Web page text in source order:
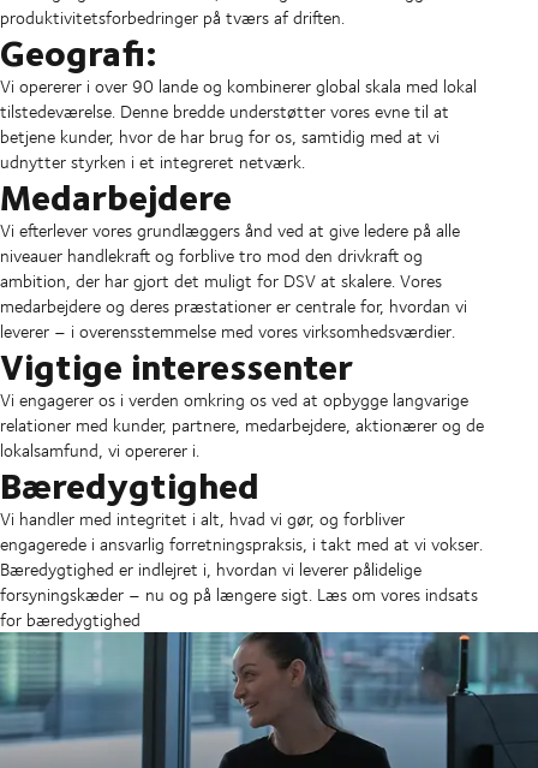
produktivitetsforbedringer på tværs af driften.
Geografi:
Vi opererer i over 90 lande og kombinerer global skala med lokal
tilstedeværelse. Denne bredde understøtter vores evne til at
betjene kunder, hvor de har brug for os, samtidig med at vi
udnytter styrken i et integreret netværk.
Medarbejdere
Vi efterlever vores grundlæggers ånd ved at give ledere på alle
niveauer handlekraft og forblive tro mod den drivkraft og
ambition, der har gjort det muligt for DSV at skalere. Vores
medarbejdere og deres præstationer er centrale for, hvordan vi
leverer – i overensstemmelse med vores virksomhedsværdier.
Vigtige interessenter
Vi engagerer os i verden omkring os ved at opbygge langvarige
relationer med kunder, partnere, medarbejdere, aktionærer og de
lokalsamfund, vi opererer i.
Bæredygtighed
Vi handler med integritet i alt, hvad vi gør, og forbliver
engagerede i ansvarlig forretningspraksis, i takt med at vi vokser.
Bæredygtighed er indlejret i, hvordan vi leverer pålidelige
forsyningskæder – nu og på længere sigt. Læs om vores indsats
for bæredygtighed